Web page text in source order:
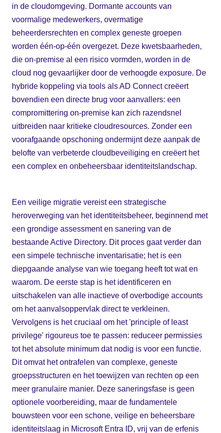
in de cloudomgeving. Dormante accounts van
voormalige medewerkers, overmatige
beheerdersrechten en complex geneste groepen
worden één-op-één overgezet. Deze kwetsbaarheden,
die on-premise al een risico vormden, worden in de
cloud nog gevaarlijker door de verhoogde exposure. De
hybride koppeling via tools als AD Connect creëert
bovendien een directe brug voor aanvallers: een
compromittering on-premise kan zich razendsnel
uitbreiden naar kritieke cloudresources. Zonder een
voorafgaande opschoning ondermijnt deze aanpak de
belofte van verbeterde cloudbeveiliging en creëert het
een complex en onbeheersbaar identiteitslandschap.
Een veilige migratie vereist een strategische
heroverweging van het identiteitsbeheer, beginnend met
een grondige assessment en sanering van de
bestaande Active Directory. Dit proces gaat verder dan
een simpele technische inventarisatie; het is een
diepgaande analyse van wie toegang heeft tot wat en
waarom. De eerste stap is het identificeren en
uitschakelen van alle inactieve of overbodige accounts
om het aanvalsoppervlak direct te verkleinen.
Vervolgens is het cruciaal om het 'principle of least
privilege' rigoureus toe te passen: reduceer permissies
tot het absolute minimum dat nodig is voor een functie.
Dit omvat het ontrafelen van complexe, geneste
groepsstructuren en het toewijzen van rechten op een
meer granulaire manier. Deze saneringsfase is geen
optionele voorbereiding, maar de fundamentele
bouwsteen voor een schone, veilige en beheersbare
identiteitslaag in Microsoft Entra ID, vrij van de erfenis